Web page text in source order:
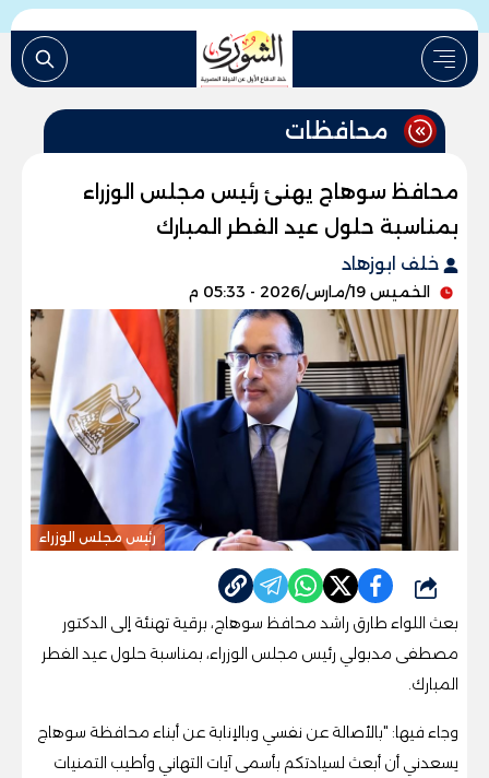
محافظات
محافظ سوهاج يهنئ رئيس مجلس الوزراء
بمناسبة حلول عيد الفطر المبارك
خلف ابوزهاد
الخميس 19/مارس/2026 - 05:33 م
رئيس مجلس الوزراء
شارك
بعث اللواء طارق راشد محافظ سوهاج، برقية تهنئة إلى الدكتور
مصطفى مدبولي رئيس مجلس الوزراء، بمناسبة حلول عيد الفطر
المبارك.
وجاء فيها: "بالأصالة عن نفسي وبالإنابة عن أبناء محافظة سوهاج
يسعدني أن أبعث لسيادتكم بأسمى آيات التهاني وأطيب التمنيات